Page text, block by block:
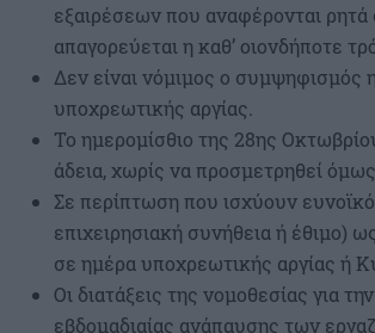
εξαιρέσεων που αναφέρονται
απαγορεύεται η καθ’ οιονδήποτε
Δεν είναι νόμιμος ο
υποχρεωτικής αργίας.
Το ημερομίσθιο της 28ης
άδεια, χωρίς να προσμετρηθεί
Σε περίπτωση που ισχύουν
επιχειρησιακή συνήθεια ή έθιμο)
σε ημέρα υποχρεωτικής αργίας ή
Οι διατάξεις της νομοθεσίας για
εβδομαδιαίας ανάπαυσης των